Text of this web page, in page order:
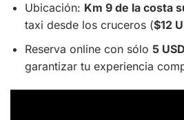
Ubicación: Km 9 de la costa
taxi desde los cruceros ($12
Reserva online con sólo 5
garantizar tu experiencia